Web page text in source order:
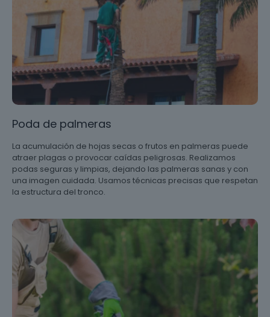
Poda de palmeras
La acumulación de hojas secas o frutos en palmeras puede
atraer plagas o provocar caídas peligrosas. Realizamos
podas seguras y limpias, dejando las palmeras sanas y con
una imagen cuidada. Usamos técnicas precisas que respetan
la estructura del tronco.